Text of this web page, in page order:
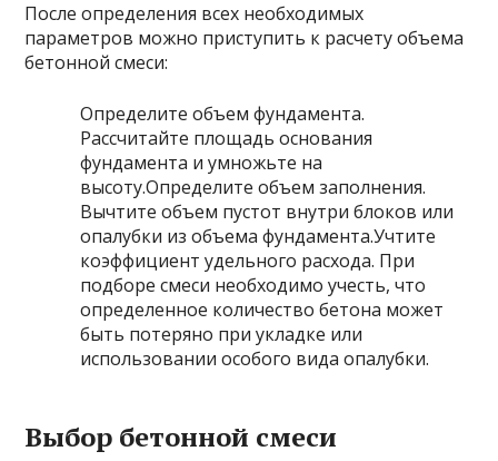
После определения всех необходимых
параметров можно приступить к расчету объема
бетонной смеси:
Определите объем фундамента.
Рассчитайте площадь основания
фундамента и умножьте на
высоту.Определите объем заполнения.
Вычтите объем пустот внутри блоков или
опалубки из объема фундамента.Учтите
коэффициент удельного расхода. При
подборе смеси необходимо учесть, что
определенное количество бетона может
быть потеряно при укладке или
использовании особого вида опалубки.
Выбор бетонной смеси